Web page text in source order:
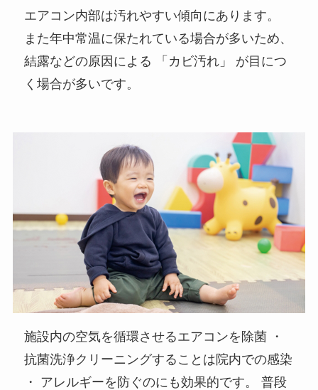
エアコン内部は汚れやすい傾向にあります。
また年中常温に保たれている場合が多いため、
結露などの原因による 「カビ汚れ」 が目につ
く場合が多いです。
施設内の空気を循環させるエアコンを除菌 ・
抗菌洗浄クリーニングすることは院内での感染
・ アレルギーを防ぐのにも効果的です。 普段